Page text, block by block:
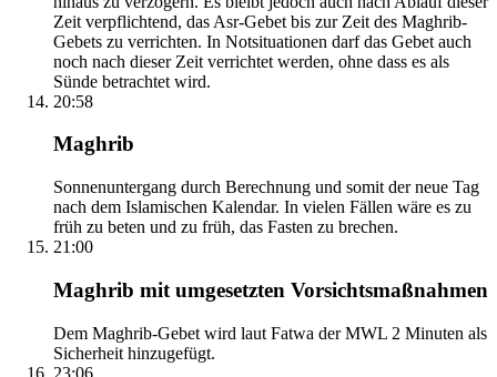
Zeit verpflichtend, das Asr-Gebet bis zur Zeit des Maghrib-
Gebets zu verrichten. In Notsituationen darf das Gebet auch
noch nach dieser Zeit verrichtet werden, ohne dass es als
Sünde betrachtet wird.
20:58
Maghrib
Sonnenuntergang durch Berechnung und somit der neue Tag
nach dem Islamischen Kalendar. In vielen Fällen wäre es zu
früh zu beten und zu früh, das Fasten zu brechen.
21:00
Maghrib mit umgesetzten Vorsichtsmaßnahmen
Dem Maghrib-Gebet wird laut Fatwa der MWL 2 Minuten als
Sicherheit hinzugefügt.
23:06